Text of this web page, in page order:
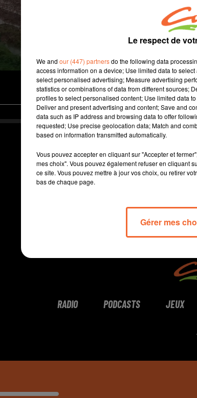
différent sur
et le dimanche à 9h30.
RADIO PODCASTS JEUX
Le respect de
We and our (447) partnersdo the following data
access information on a device; Use limited data to
select personalised advertising; Measure advertising
statistics or combinations of data from different sources;
profiles to select personalised content; Use limited data
Deliver and present advertising and content; Save and
data such as IP address and browsing data to offer
requested; Use precise geolocation data; Match and
based on information transmitted automatically.
Vous pouvez accepter en cliquant sur "Accepter et
mes choix". Vous pouvez également refuser en cliquant
ce site. Vous pouvez mettre à jour vos choix, ou retirer
bas de chaque page.
Gérer mes